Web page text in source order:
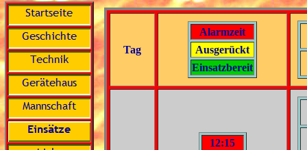
Tag
Alarmzeit
Ausgerückt
Einsatzbereit
12:15